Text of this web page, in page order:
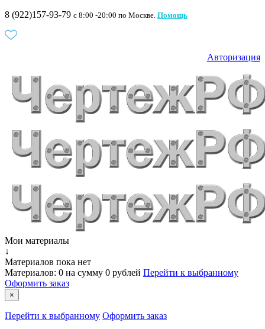
8 (922)157-93-79 c 8:00 -20:00 по Москве. Помощь
Авторизация
Мои материалы
↓
Материалов пока нет
Материалов: 0 на сумму 0 рублей Перейти к выбранному
Оформить заказ
×
Перейти к выбранному Оформить заказ